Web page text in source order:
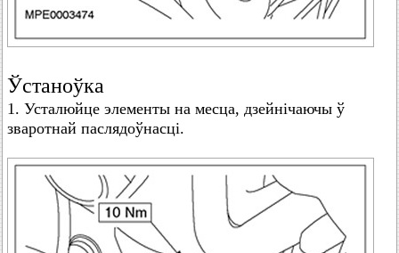
Ўстаноўка
1. Усталюйце элементы на месца, дзейнічаючы ў
зваротнай паслядоўнасці.